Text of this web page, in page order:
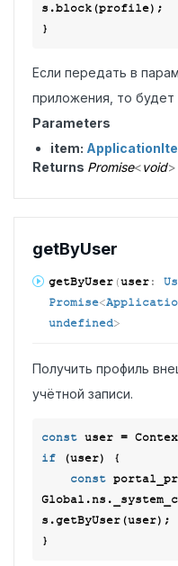
s.block(profile);
Если передать в
приложения, то
Parameters
item:
Returns Promise<void>
getByUser
getByUser (user:
Promise<
undefined>
Получить профиль
учётной записи.
const
if (user) {
const
s.getByUser(user);